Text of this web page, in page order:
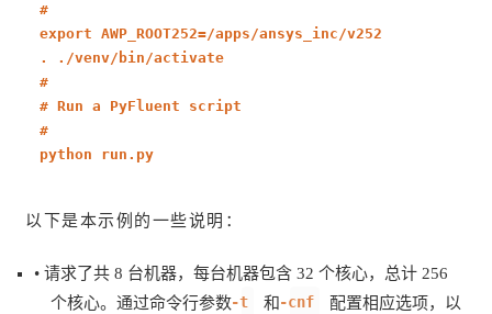
#
export AWP_ROOT252=/apps/ansys_inc/v252
. ./venv/bin/activate
#
# Run a PyFluent script
#
python run.py
以下是本示例的一些说明：
• 请求了共 8 台机器，每台机器包含 32 个核心，总计 256
个核心。通过命令行参数-t 和-cnf 配置相应选项，以